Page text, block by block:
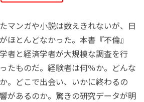
マンガや小説は数えきれないが、日
ほとんどなかった。本書『不倫』
者と経済学者が大規模な調査を行
たものだ。経験者は何％か。どんな
。どこで出会い、いかに終わるの
があるのか。驚きの研究データが明